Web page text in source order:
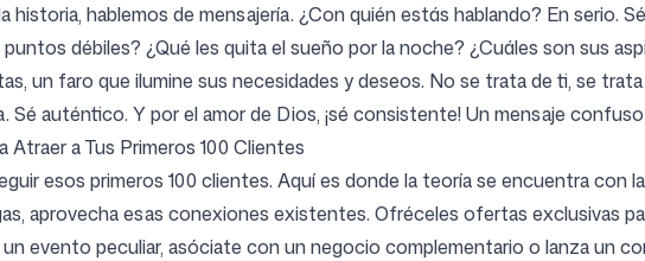
historia, hablemos de mensajería. ¿Con quién estás hablando? En serio.
débiles? ¿Qué les quita el sueño por la noche? ¿Cuáles son sus
un faro que ilumine sus necesidades y deseos. No se trata de ti, se
Sé auténtico. Y por el amor de Dios, ¡sé consistente! Un mensaje
a Tus Primeros 100 Clientes
esos primeros 100 clientes. Aquí es donde la teoría se encuentra
aprovecha esas conexiones existentes. Ofréceles ofertas exclusivas
un evento peculiar, asóciate con un negocio complementario o lanza un